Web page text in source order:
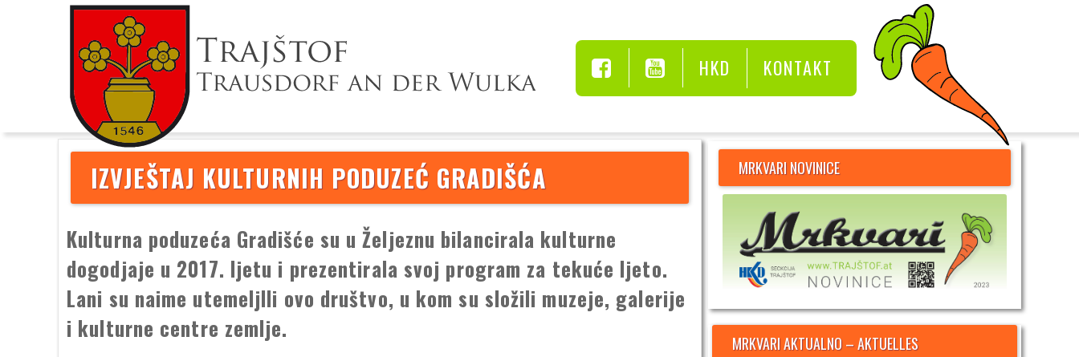
HKD KONTAKT
IZVJEŠTAJ KULTURNIH PODUZEĆ GRADIŠĆA
Kulturna poduzeća Gradišće su u Željeznu bilancirala kulturne
dogodjaje u 2017. ljetu i prezentirala svoj program za tekuće ljeto.
Lani su naime utemeljlli ovo društvo, u kom su složili muzeje, galerije
i kulturne centre zemlje.
MRKVARI NOVINICE
MRKVARI AKTUALNO – AKTUELLES